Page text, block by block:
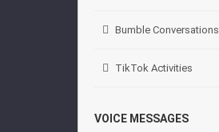
Bumble Conversations
TikTok Activities
VOICE MESSAGES